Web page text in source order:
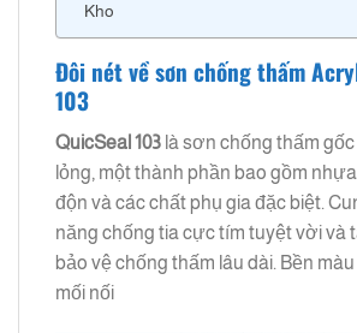
Kho
Đôi nét về sơn chống thấm
103
QuicSeal 103 là sơn chống thấm
lỏng, một thành phần bao gồm
độn và các chất phụ gia đặc biệt.
năng chống tia cực tím tuyệt vời và
bảo vệ chống thấm lâu dài. Bền
mối nối